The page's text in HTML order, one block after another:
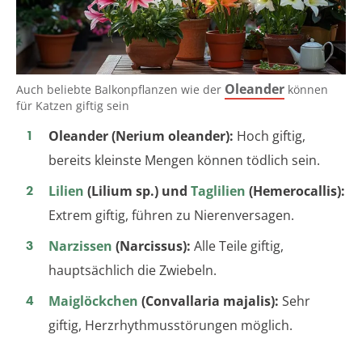
Auch beliebte Balkonpflanzen wie der Oleander können
für Katzen giftig sein
Oleander (Nerium oleander): Hoch giftig,
bereits kleinste Mengen können tödlich sein.
Lilien (Lilium sp.) und Taglilien (Hemerocallis):
Extrem giftig, führen zu Nierenversagen.
Narzissen (Narcissus): Alle Teile giftig,
hauptsächlich die Zwiebeln.
Maiglöckchen (Convallaria majalis): Sehr
giftig, Herzrhythmusstörungen möglich.